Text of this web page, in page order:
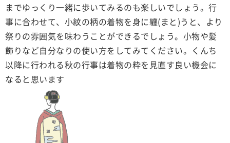
までゆっくり一緒に歩いてみるのも楽しいでしょう。行
事に合わせて、小紋の柄の着物を身に纏(まと)うと、より
祭りの雰囲気を味わうことができるでしょう。小物や髪
飾りなど自分なりの使い方をしてみてください。くんち
以降に行われる秋の行事は着物の粋を見直す良い機会に
なると思います